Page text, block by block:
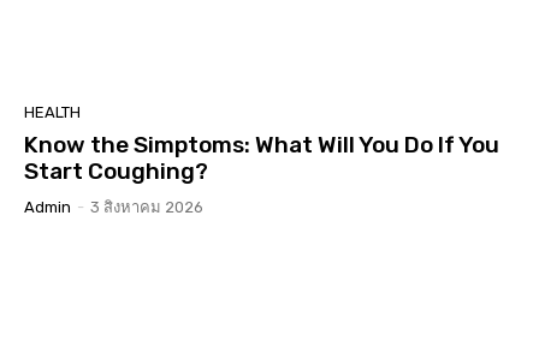
HEALTH
Know the Simptoms: What Will You Do If You
Start Coughing?
Admin - 3 สิงหาคม 2026